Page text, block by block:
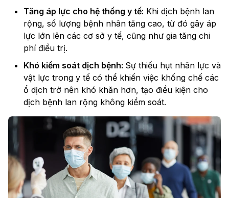
Tăng áp lực cho hệ thống y tế: Khi dịch bệnh lan
rộng, số lượng bệnh nhân tăng cao, từ đó gây áp
lực lớn lên các cơ sở y tế, cũng như gia tăng chi
phí điều trị.
Khó kiểm soát dịch bệnh: Sự thiếu hụt nhân lực và
vật lực trong y tế có thể khiến việc khống chế các
ổ dịch trở nên khó khăn hơn, tạo điều kiện cho
dịch bệnh lan rộng không kiểm soát.